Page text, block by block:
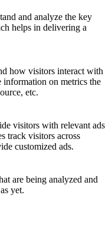
and analyze the key
helps in delivering a
how visitors interact with
information on metrics the
etc.
visitors with relevant ads
track visitors across
customized ads.
are being analyzed and
yet.